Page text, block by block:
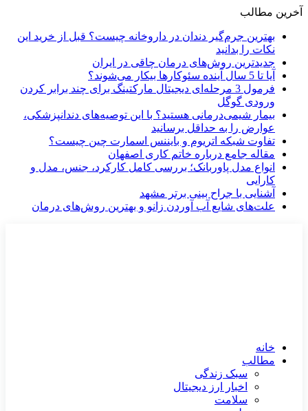
آخرین مطالب
بهترین جرم‌گیر دندان در داروخانه چیست؟ قبل از خرید این
نکات را بدانید
جدیدترین روش‌های درمان چاقی در ایران
آیا تا 5 سال آینده سئوکارها بیکار می‌شوند؟
فرمول 3 مرحله‌ای دیجیتال مارکتینگ برای چند برابر کردن
ورودی گوگل
بیمار شیمی‌درمانی هستید؟ با این توصیه‌های دندانپزشکی،
عوارض را به حداقل برسانید
تفاوت شبکه اتریوم و بایننس اسمارت چین چیست؟
مقاله جامع درباره خاتم کاری اصفهان
انواع مدل پاوربانک؛ بررسی کامل کارکرد، جنس، مدل و
کارایی
آشنایی با جراح بینی برتر مشهد
علت‌های شایع آب آوردن زانو و بهترین روش‌های درمان
خانه
مطالب
سبک زندگی
اخبار ارز دیجیتال
سلامت